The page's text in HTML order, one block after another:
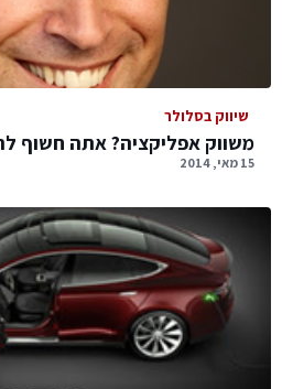
שיווק בסלולר
משווק אפליקציה? אתה חשוף
15 מאי, 2014